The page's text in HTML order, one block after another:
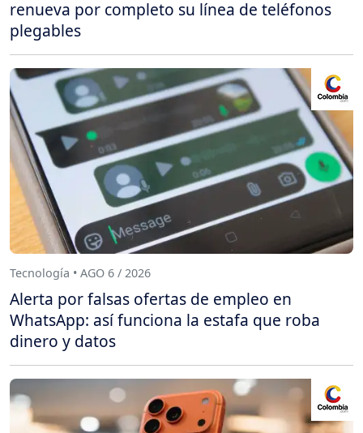
renueva por completo su línea de teléfonos
plegables
Tecnología • AGO 6 / 2026
Alerta por falsas ofertas de empleo en
WhatsApp: así funciona la estafa que roba
dinero y datos